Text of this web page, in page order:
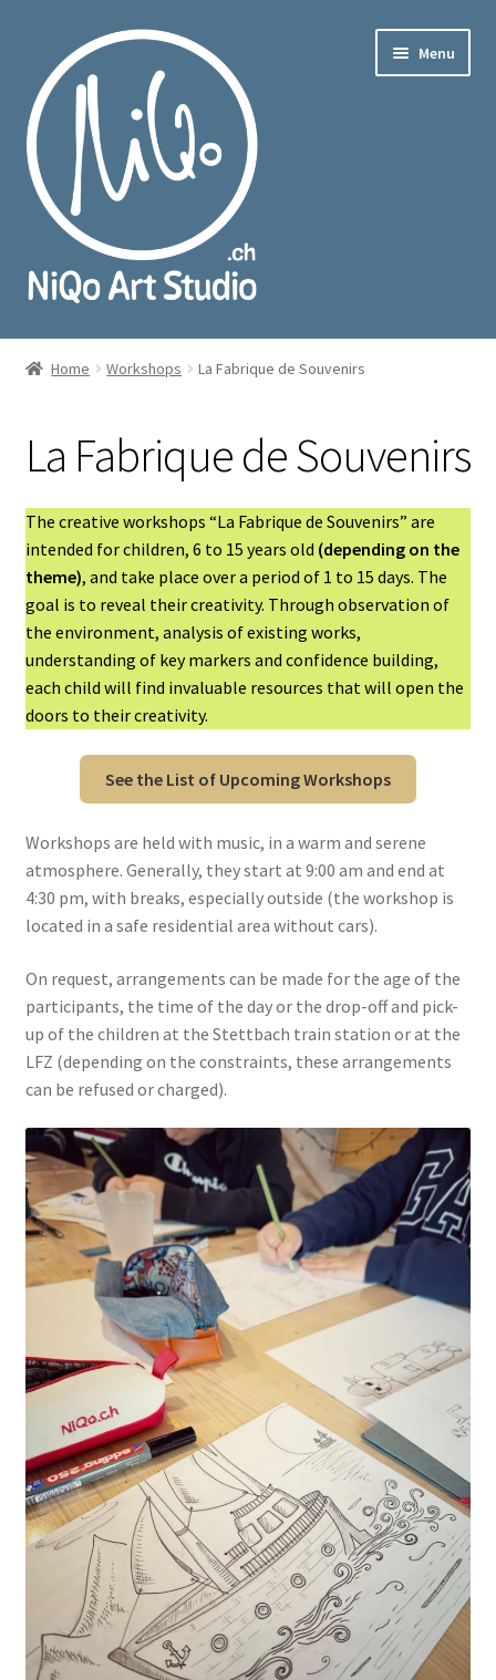
navigation
content
Menu
Home Workshops La Fabrique de Souvenirs
La Fabrique de Souvenirs
The creative workshops “La Fabrique de Souvenirs” are
intended for children, 6 to 15 years old (depending on the
theme), and take place over a period of 1 to 15 days. The
goal is to reveal their creativity. Through observation of
the environment, analysis of existing works,
understanding of key markers and confidence building,
each child will find invaluable resources that will open the
doors to their creativity.
See the List of Upcoming Workshops
Workshops are held with music, in a warm and serene
atmosphere. Generally, they start at 9:00 am and end at
4:30 pm, with breaks, especially outside (the workshop is
located in a safe residential area without cars).
On request, arrangements can be made for the age of the
participants, the time of the day or the drop-off and pick-
up of the children at the Stettbach train station or at the
LFZ (depending on the constraints, these arrangements
can be refused or charged).